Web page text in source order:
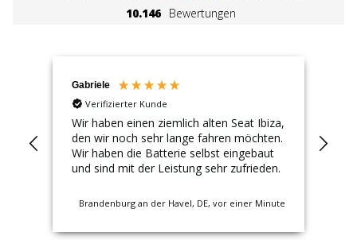
10.146 Bewertungen
Gabriele
Verifizierter Kunde
Wir haben einen ziemlich alten Seat Ibiza,
den wir noch sehr lange fahren möchten.
Wir haben die Batterie selbst eingebaut
und sind mit der Leistung sehr zufrieden.
Brandenburg an der Havel, DE, vor einer Minute